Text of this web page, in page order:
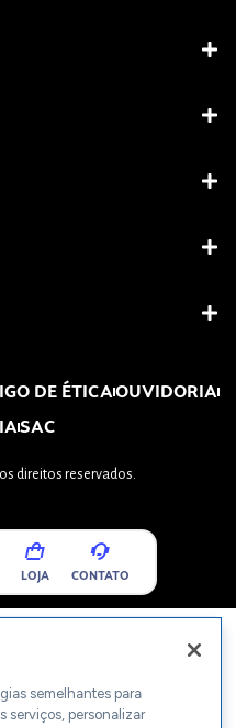
DE ÉTICAOUVIDORIA
SAC
direitos reservados.
LOJA CONTATO
semelhantes para
serviços, personalizar